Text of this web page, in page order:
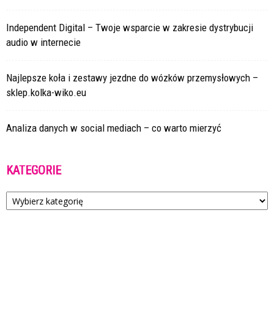
Independent Digital – Twoje wsparcie w zakresie dystrybucji
audio w internecie
Najlepsze koła i zestawy jezdne do wózków przemysłowych –
sklep.kolka-wiko.eu
Analiza danych w social mediach – co warto mierzyć
KATEGORIE
Kategorie